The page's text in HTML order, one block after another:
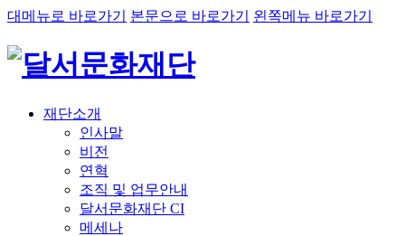
대메뉴로 바로가기 본문으로 바로가기 왼쪽메뉴 바로가기
재단소개
인사말
비전
연혁
조직 및 업무안내
달서문화재단 CI
메세나